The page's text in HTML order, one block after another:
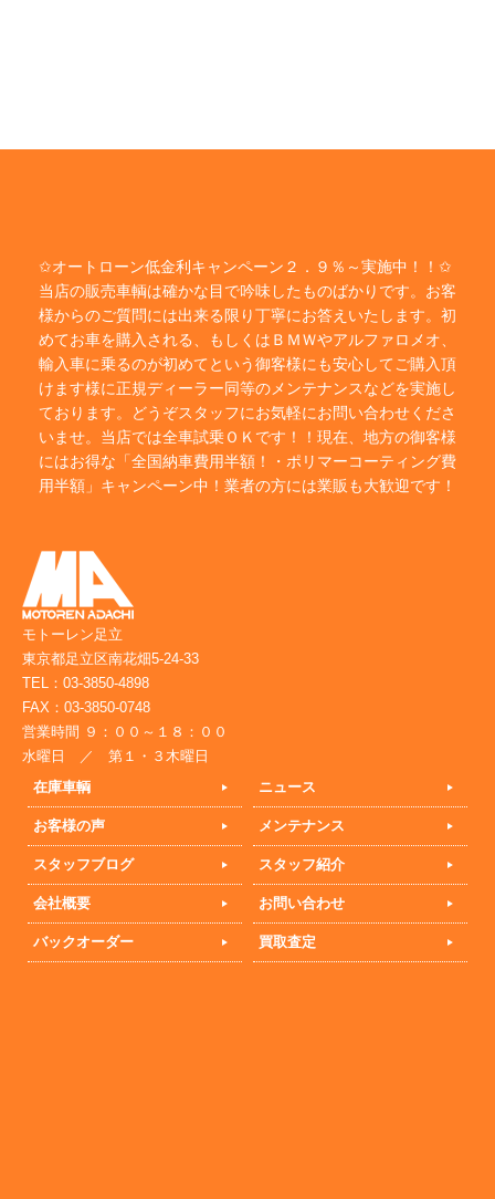
✩オートローン低金利キャンペーン２．９％～実施中！！✩
当店の販売車輌は確かな目で吟味したものばかりです。お客
様からのご質問には出来る限り丁寧にお答えいたします。初
めてお車を購入される、もしくはＢＭＷやアルファロメオ、
輸入車に乗るのが初めてという御客様にも安心してご購入頂
けます様に正規ディーラー同等のメンテナンスなどを実施し
ております。どうぞスタッフにお気軽にお問い合わせくださ
いませ。当店では全車試乗ＯＫです！！現在、地方の御客様
にはお得な「全国納車費用半額！・ポリマーコーティング費
用半額」キャンペーン中！業者の方には業販も大歓迎です！
モトーレン足立
東京都足立区南花畑5-24-33
TEL：03-3850-4898
FAX：03-3850-0748
営業時間 ９：００～１８：００
水曜日 ／ 第１・３木曜日
在庫車輌
ニュース
お客様の声 メンテナンス
スタッフブログ スタッフ紹介
会社概要 お問い合わせ
バックオーダー 買取査定